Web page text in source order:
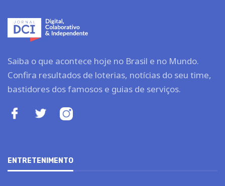
Saiba o que acontece hoje no Brasil e no Mundo.
Confira resultados de loterias, notícias do seu time,
bastidores dos famosos e guias de serviços.
ENTRETENIMENTO